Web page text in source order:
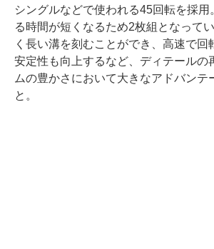
シングルなどで使われる45回転を採用
る時間が短くなるため2枚組となって
く長い溝を刻むことができ、高速で回
安定性も向上するなど、ディテールの
ムの豊かさにおいて大きなアドバンテ
と。